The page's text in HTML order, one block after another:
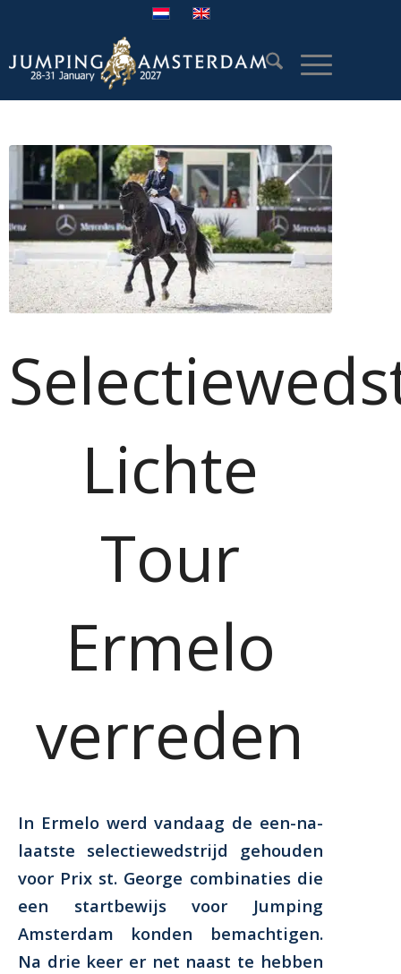
Lichte
Tour
Ermelo
verreden
In Ermelo werd vandaag de een-na-
laatste selectiewedstrijd gehouden
voor Prix st. George combinaties die
een startbewijs voor Jumping
Amsterdam konden bemachtigen.
Na drie keer er net naast te hebben